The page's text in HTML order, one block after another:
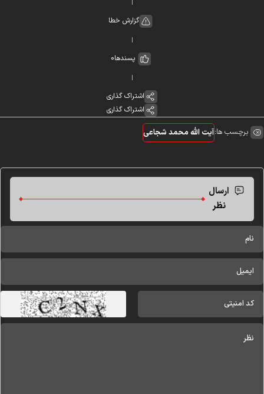
گزارش خطا
پسندها0
اشتراک گذاری
اشتراک گذاری
برچسب ها:آیت الله محمد شجاعی
ارسال
نظر